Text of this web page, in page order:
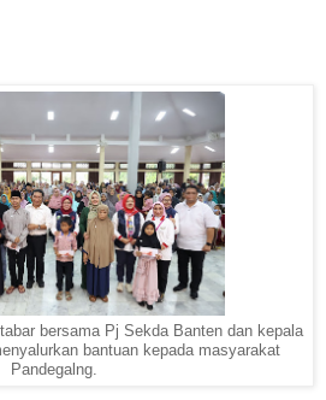
bersama Pj Sekda Banten dan kepala
bantuan kepada masyarakat
Pandegalng.